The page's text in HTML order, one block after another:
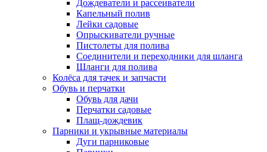
Дождеватели и рассеиватели
Капельный полив
Лейки садовые
Опрыскиватели ручные
Пистолеты для полива
Соединители и переходники для шланга
Шланги для полива
Колёса для тачек и запчасти
Обувь и перчатки
Обувь для дачи
Перчатки садовые
Плащ-дождевик
Парники и укрывные материалы
Дуги парниковые